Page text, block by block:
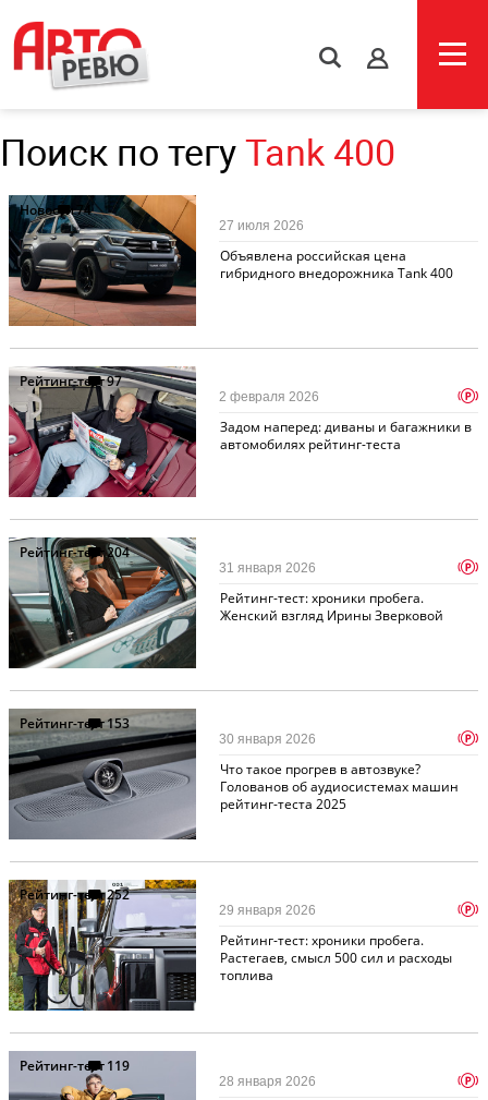
s
Поиск по тегу Tank 400
Новости74
Объявлена российская цена
гибридного внедорожника Tank 400
27 июля 2026
Рейтинг-тест97
Задом наперед: диваны и багажники в
автомобилях рейтинг-теста
2 февраля 2026 p
Рейтинг-тест204
Рейтинг-тест: хроники пробега.
Женский взгляд Ирины Зверковой
31 января 2026 p
Рейтинг-тест153
Что такое прогрев в автозвуке?
Голованов об аудиосистемах машин
рейтинг-теста 2025
30 января 2026 p
Рейтинг-тест252
Рейтинг-тест: хроники пробега.
Растегаев, смысл 500 сил и расходы
топлива
29 января 2026 p
Рейтинг-тест119
28 января 2026 p